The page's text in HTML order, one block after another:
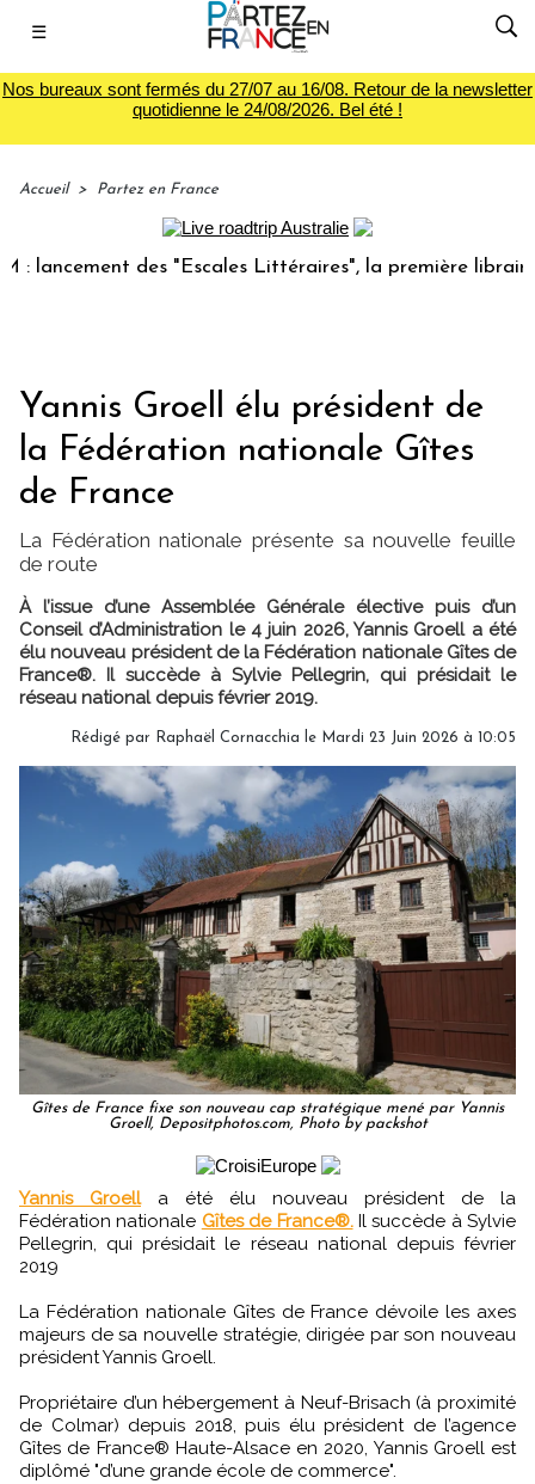
☰
Nos bureaux sont fermés du 27/07 au 16/08. Retour de la newsletter
quotidienne le 24/08/2026. Bel été !
Accueil > Partez en France
des "Escales Littéraires", la première librairie du
Yannis Groell élu président de
la Fédération nationale Gîtes
de France
La Fédération nationale présente sa nouvelle feuille
de route
À l’issue d’une Assemblée Générale élective puis d’un
Conseil d’Administration le 4 juin 2026, Yannis Groell a été
élu nouveau président de la Fédération nationale Gîtes de
France®. Il succède à Sylvie Pellegrin, qui présidait le
réseau national depuis février 2019.
Rédigé par Raphaël Cornacchia le Mardi 23 Juin 2026 à 10:05
Gîtes de France fixe son nouveau cap stratégique mené par Yannis
Groell, Depositphotos.com, Photo by packshot
Yannis Groella été élu nouveau président de la
Fédération nationale Gîtes de France®.Il succède à Sylvie
Pellegrin, qui présidait le réseau national depuis février
2019
La Fédération nationale Gîtes de France dévoile les axes
majeurs de sa nouvelle stratégie, dirigée par son nouveau
président Yannis Groell.
Propriétaire d’un hébergement à Neuf-Brisach (à proximité
de Colmar) depuis 2018, puis élu président de l’agence
Gîtes de France® Haute-Alsace en 2020, Yannis Groell est
diplômé "d’une grande école de commerce".